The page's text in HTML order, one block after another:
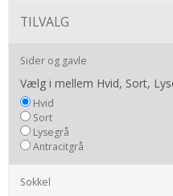
TILVALG
Sider og gavle
Vælg i mellem Hvid, Sort,
Hvid
Sort
Lysegrå
Antracitgrå
Sokkel